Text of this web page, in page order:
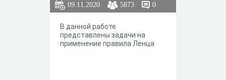
09.11.2020 5873 0
В данной работе
представлены задачи на
применение правила Ленца